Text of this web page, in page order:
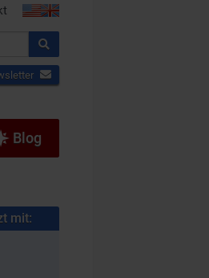
Blog
mit: